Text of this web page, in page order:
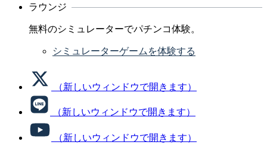
ラウンジ
無料のシミュレーターでパチンコ体験。
シミュレーターゲームを体験する
（新しいウィンドウで開きます）
（新しいウィンドウで開きます）
（新しいウィンドウで開きます）